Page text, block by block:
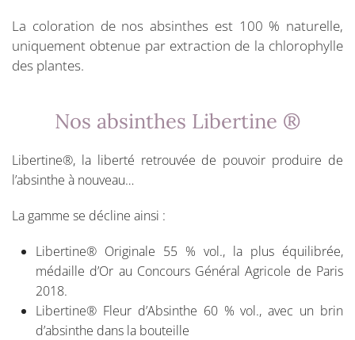
La coloration de nos absinthes est 100 % naturelle,
uniquement obtenue par extraction de la chlorophylle
des plantes.
Nos absinthes Libertine ®
Libertine®, la liberté retrouvée de pouvoir produire de
l’absinthe à nouveau…
La gamme se décline ainsi :
Libertine® Originale 55 % vol., la plus équilibrée,
médaille d’Or au Concours Général Agricole de Paris
2018.
Libertine® Fleur d’Absinthe 60 % vol., avec un brin
d’absinthe dans la bouteille